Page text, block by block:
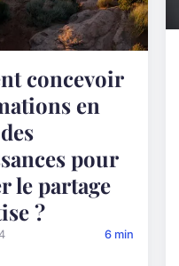
concevoir
en
pour
le partage
?
6 min